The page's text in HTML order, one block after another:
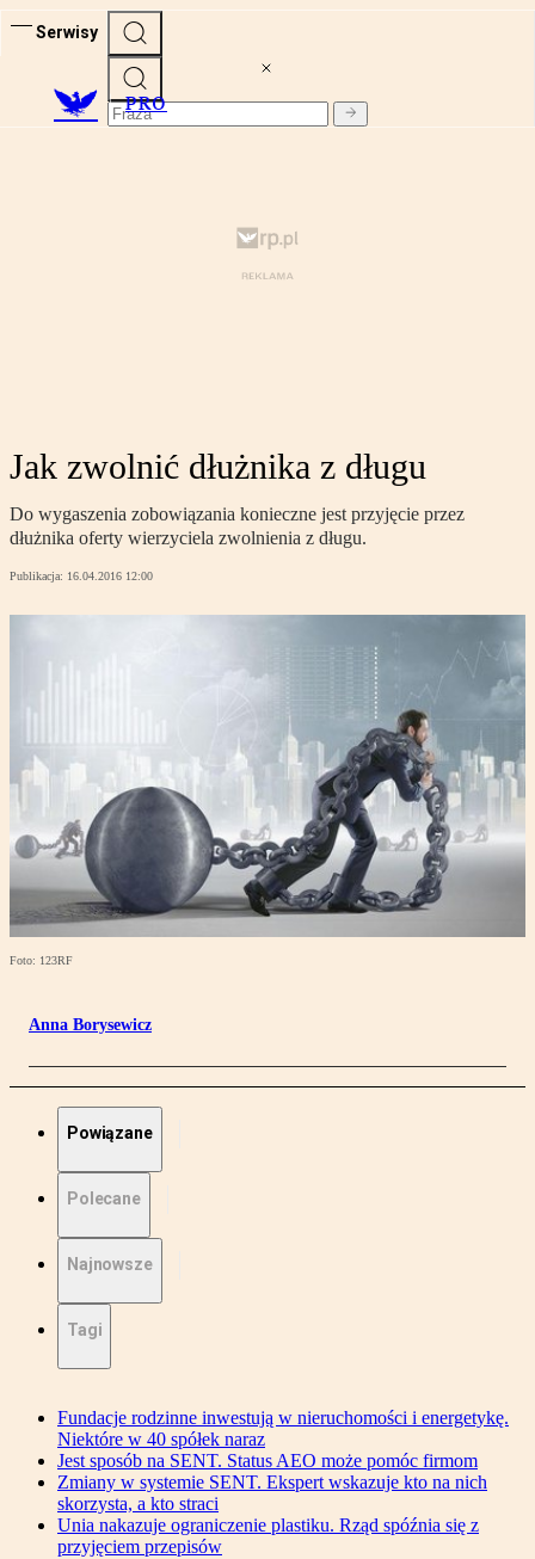
Serwisy
PRO
Jak zwolnić dłużnika z długu
Do wygaszenia zobowiązania konieczne jest przyjęcie przez
dłużnika oferty wierzyciela zwolnienia z długu.
Publikacja: 16.04.2016 12:00
Foto: 123RF
Anna Borysewicz
Powiązane
Polecane
Najnowsze
Tagi
Fundacje rodzinne inwestują w nieruchomości i energetykę.
Niektóre w 40 spółek naraz
Jest sposób na SENT. Status AEO może pomóc firmom
Zmiany w systemie SENT. Ekspert wskazuje kto na nich
skorzysta, a kto straci
Unia nakazuje ograniczenie plastiku. Rząd spóźnia się z
przyjęciem przepisów